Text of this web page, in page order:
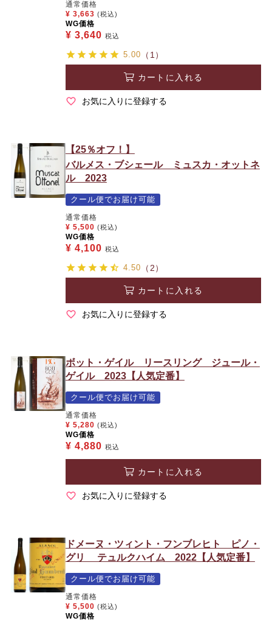
通常価格
¥ 3,663 (税込)
WG価格
¥ 3,640 税込
5.00 （1）
カートに入れる
お気に入りに登録する
【25％オフ！】
バルメス・ブシェール ミュスカ・オットネ
ル 2023
クール便でお届け可能
通常価格
¥ 5,500 (税込)
WG価格
¥ 4,100 税込
4.50 （2）
カートに入れる
お気に入りに登録する
ボット・ゲイル リースリング ジュール・
ゲイル 2023【人気定番】
クール便でお届け可能
通常価格
¥ 5,280 (税込)
WG価格
¥ 4,880 税込
カートに入れる
お気に入りに登録する
ドメーヌ・ツィント・フンブレヒト ピノ・
グリ テュルクハイム 2022【人気定番】
クール便でお届け可能
通常価格
¥ 5,500 (税込)
WG価格